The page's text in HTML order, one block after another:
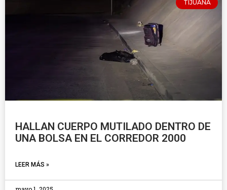
TIJUANA
HALLAN CUERPO MUTILADO DENTRO DE
UNA BOLSA EN EL CORREDOR 2000
LEER MÁS »